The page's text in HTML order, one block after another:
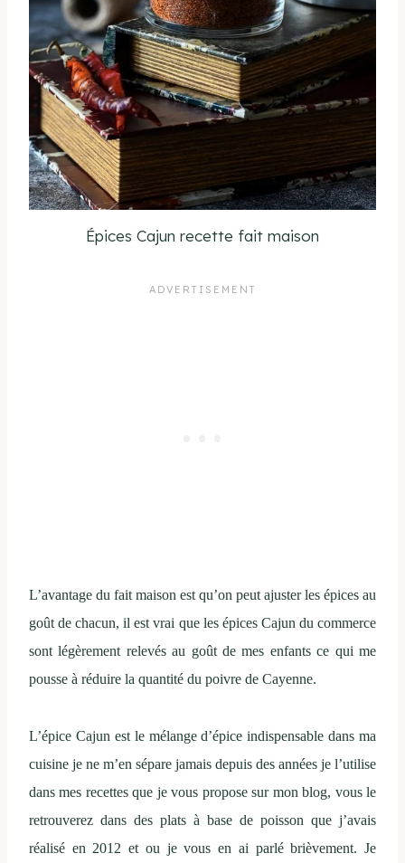
Épices Cajun recette fait maison
L’avantage du fait maison est qu’on peut ajuster les épices au
goût de chacun, il est vrai que les épices Cajun du commerce
sont légèrement relevés au goût de mes enfants ce qui me
pousse à réduire la quantité du poivre de Cayenne.
L’épice Cajun est le mélange d’épice indispensable dans ma
cuisine je ne m’en sépare jamais depuis des années je l’utilise
dans mes recettes que je vous propose sur mon blog, vous le
retrouverez dans des plats à base de poisson que j’avais
réalisé en 2012 et ou je vous en ai parlé brièvement. Je